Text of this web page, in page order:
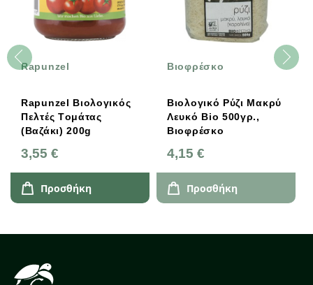
Rapunzel
Rapunzel Βιολογικός
Πελτές Tομάτας
(βαζάκι) 200g
3,55 €
Προσθήκη
Βιοφρέσκο
Βιολογικό Ρύζι Μακρύ
Λευκό Bio 500γρ.,
Βιοφρέσκο
4,15 €
Προσθήκη